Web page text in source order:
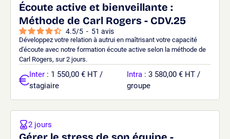
Écoute active et bienveillante :
Méthode de Carl Rogers - CDV.25
4.5/5 - 51 avis
Développez votre relation à autrui en maîtrisant votre capacité
d'écoute avec notre formation écoute active selon la méthode de
Carl Rogers, sur 2 jours.
Inter : 1 550,00 € HT /
stagiaire
Intra : 3 580,00 € HT /
groupe
2 jours